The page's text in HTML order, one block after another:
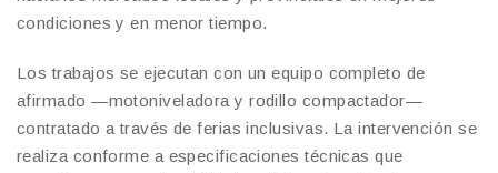
condiciones y en menor tiempo.
Los trabajos se ejecutan con un equipo completo de
afirmado —motoniveladora y rodillo compactador—
contratado a través de ferias inclusivas. La intervención se
realiza conforme a especificaciones técnicas que